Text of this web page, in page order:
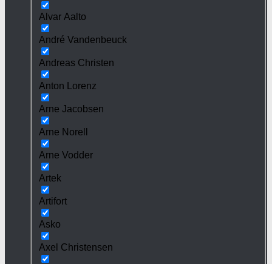
Alvar Aalto
André Vandenbeuck
Andreas Christen
Anton Lorenz
Arne Jacobsen
Arne Norell
Arne Vodder
Artek
Artifort
Asko
Axel Christensen